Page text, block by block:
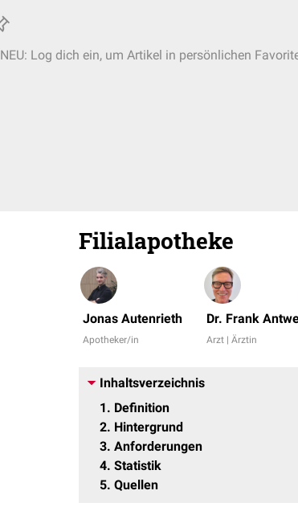
NEU: Log dich ein, um Artikel in persönlichen
Filialapotheke
Jonas Autenrieth
Apotheker/in
Dr. Frank
Arzt | Ärztin
Inhaltsverzeichnis
1
Definition
2 Hintergrund
3 Anforderungen
4 Statistik
5 Quellen